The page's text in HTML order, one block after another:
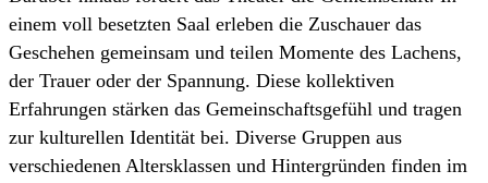
einem voll besetzten Saal erleben die Zuschauer das
Geschehen gemeinsam und teilen Momente des Lachens,
der Trauer oder der Spannung. Diese kollektiven
Erfahrungen stärken das Gemeinschaftsgefühl und tragen
zur kulturellen Identität bei. Diverse Gruppen aus
verschiedenen Altersklassen und Hintergründen finden im